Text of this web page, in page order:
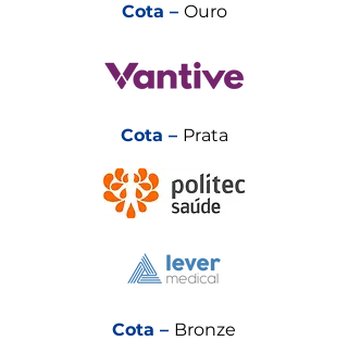
Cota – Ouro
Cota – Prata
Cota – Bronze